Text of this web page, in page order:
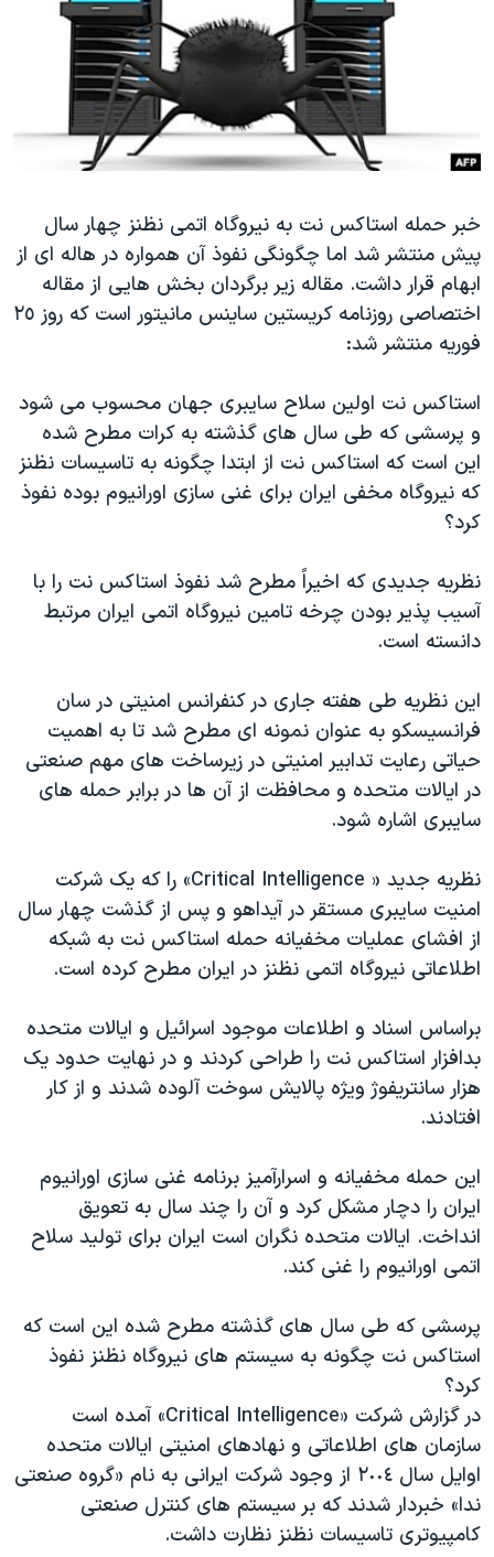
فرهنگ و زندگی
حقوق شهروندی
علم و فناوری
گالری عکس
آرشیو پخش زنده
انتخابات ریاست جمهوری آمریکا ۲۰۲۴
حمله جمهوری اسلامی به اسرائیل
رمز مهسا
اعتراضات زن، زندگی، آزادی
مجموعه مستندهای دادخواهی
تریبونال مردمی آبان ۹۸
دادگاه حمید نوری
قانون شفافیت دارائی کادر رهبری ایران
اعتراضات مردمی آبان ۹۸
اسرائیل در جنگ
همایش محافظه‌کاران آمریکا «سی‌پک»
صفحه‌های ویژه
زبانهای مختلف
خبر حمله استاکس نت به نیروگاه اتمی نظنز چهار سال
پیش منتشر شد اما چگونگی نفوذ آن همواره در هاله ای از
ابهام قرار داشت. مقاله زیر برگردان بخش هایی از مقاله
اختصاصی روزنامه کریستین ساینس مانیتور است که روز ٢٥
فوریه منتشر شد:
استاکس نت اولین سلاح سایبری جهان محسوب می شود
و پرسشی که طی سال های گذشته به کرات مطرح شده
این است که استاکس نت از ابتدا چگونه به تاسیسات نظنز
که نیروگاه مخفی ایران برای غنی سازی اورانیوم بوده نفوذ
کرد؟
نظریه جدیدی که اخیراً مطرح شد نفوذ استاکس نت را با
آسیب پذیر بودن چرخه تامین نیروگاه اتمی ایران مرتبط
دانسته است.
این نظریه طی هفته جاری در کنفرانس امنیتی در سان
فرانسیسکو به عنوان نمونه ای مطرح شد تا به اهمیت
حیاتی رعایت تدابیر امنیتی در زیرساخت های مهم صنعتی
در ایالات متحده و محافظت از آن ها در برابر حمله های
سایبری اشاره شود.
نظریه جدید « Critical Intelligence» را که یک شرکت
امنیت سایبری مستقر در آیداهو و پس از گذشت چهار سال
از افشای عملیات مخفیانه حمله استاکس نت به شبکه
اطلاعاتی نیروگاه اتمی نظنز در ایران مطرح کرده است.
براساس اسناد و اطلاعات موجود اسرائیل و ایالات متحده
بدافزار استاکس نت را طراحی کردند و در نهایت حدود یک
هزار سانتریفوژ ویژه پالایش سوخت آلوده شدند و از کار
افتادند.
این حمله مخفیانه و اسرارآمیز برنامه غنی سازی اورانیوم
ایران را دچار مشکل کرد و آن را چند سال به تعویق
انداخت. ایالات متحده نگران است ایران برای تولید سلاح
اتمی اورانیوم را غنی کند.
پرسشی که طی سال های گذشته مطرح شده این است که
استاکس نت چگونه به سیستم های نیروگاه نظنز نفوذ
کرد؟
در گزارش شرکت «Critical Intelligence» آمده است
سازمان های اطلاعاتی و نهادهای امنیتی ایالات متحده
اوایل سال ٢٠٠٤ از وجود شرکت ایرانی به نام «گروه صنعتی
ندا» خبردار شدند که بر سیستم های کنترل صنعتی
کامپیوتری تاسیسات نظنز نظارت داشت.